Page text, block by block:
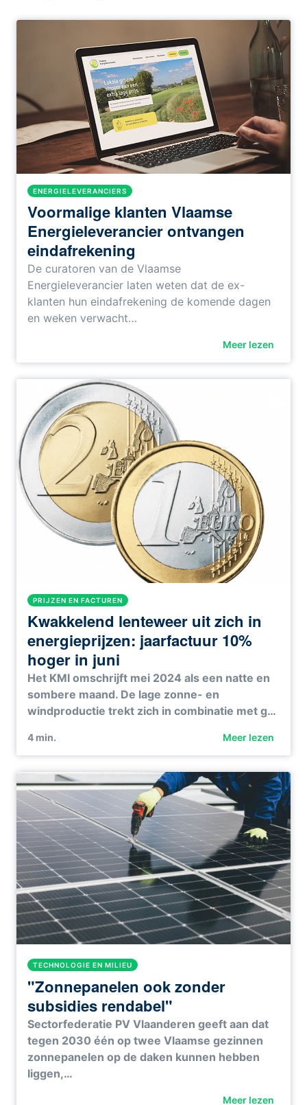
ENERGIELEVERANCIERS
Voormalige klanten Vlaamse
Energieleverancier ontvangen
eindafrekening
De curatoren van de Vlaamse
Energieleverancier laten weten dat de ex-
klanten hun eindafrekening de komende dagen
en weken verwacht…
Meer lezen
PRIJZEN EN FACTUREN
Kwakkelend lenteweer uit zich in
energieprijzen: jaarfactuur 10%
hoger in juni
Het KMI omschrijft mei 2024 als een natte en
sombere maand. De lage zonne- en
windproductie trekt zich in combinatie met g…
4 min. Meer lezen
TECHNOLOGIE EN MILIEU
"Zonnepanelen ook zonder
subsidies rendabel"
Sectorfederatie PV Vlaanderen geeft aan dat
tegen 2030 één op twee Vlaamse gezinnen
zonnepanelen op de daken kunnen hebben
liggen,…
Meer lezen